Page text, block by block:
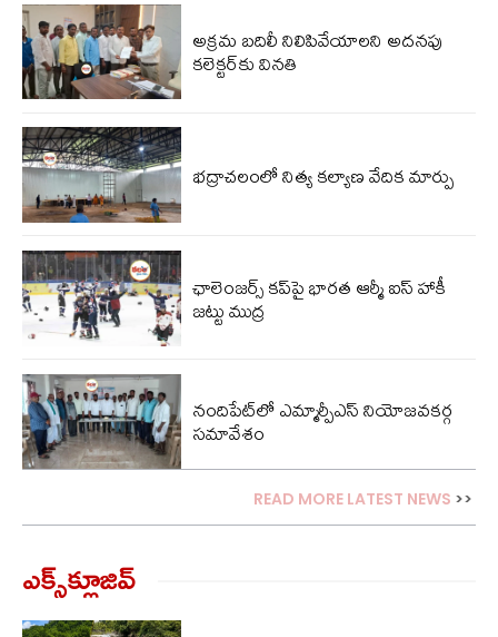
అక్రమ బదిలీ నిలిపివేయాలని అదనపు
కలెక్టర్‌కు వినతి
భద్రాచలంలో నిత్య కల్యాణ వేదిక మార్పు
ఛాలెంజర్స్ కప్‌పై భారత ఆర్మీ ఐస్ హాకీ
జట్టు ముద్ర
నందిపేట్‌లో ఎమ్మార్పీఎస్ నియోజవకర్గ
సమావేశం
READ MORE LATEST NEWS >>
ఎక్స్‌క్లూజివ్‌